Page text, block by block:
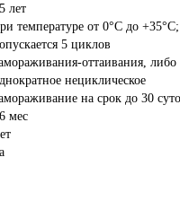
лет
температуре от 0°С до +35°С;
5 циклов
оттаивания, либо
нециклическое
на срок до 30
мес